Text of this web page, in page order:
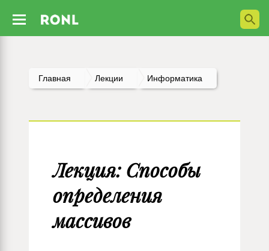
Главная Лекции Информатика
Лекция: Способы
определения
массивов